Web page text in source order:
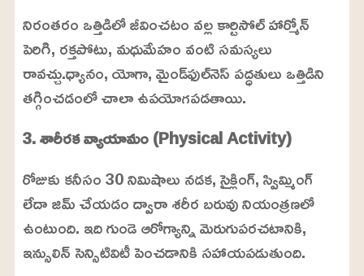
నిరంతరం ఒత్తిడిలో జీవించటం వల్ల కార్టిసోల్ హార్మోన్
పెరిగి, రక్తపోటు, మధుమేహం వంటి సమస్యలు
రావచ్చు.ధ్యానం, యోగా, మైండ్‌ఫుల్‌నెస్ పద్ధతులు ఒత్తిడిని
తగ్గించడంలో చాలా ఉపయోగపడతాయి.
3. శారీరక వ్యాయామం (Physical Activity)
రోజుకు కనీసం 30 నిమిషాలు నడక, సైక్లింగ్, స్విమ్మింగ్
లేదా జిమ్ చేయడం ద్వారా శరీర బరువు నియంత్రణలో
ఉంటుంది. ఇది గుండె ఆరోగ్యాన్ని మెరుగుపరచటానికి,
ఇన్సులిన్ సెన్సిటివిటీ పెంచడానికి సహాయపడుతుంది.